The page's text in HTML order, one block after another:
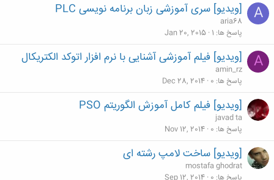
A [ویدیو] سری آموزشی زبان برنامه نویسی PLC
aria68
پاسخ ها 1
Jan 20, 2015
A [ویدیو] فیلم آموزشی آشنایی با نرم افزار اتوکد الکتریکال
amin_rz
پاسخ ها 0
Dec 28, 2014
[ویدیو] فیلم کامل آموزش الگوریتم PSO
javad ta
پاسخ ها 0
Nov 12, 2014
[ویدیو] ساخت لامپ رشته ای
mostafa ghodrat
پاسخ ها 0
Sep 12, 2014